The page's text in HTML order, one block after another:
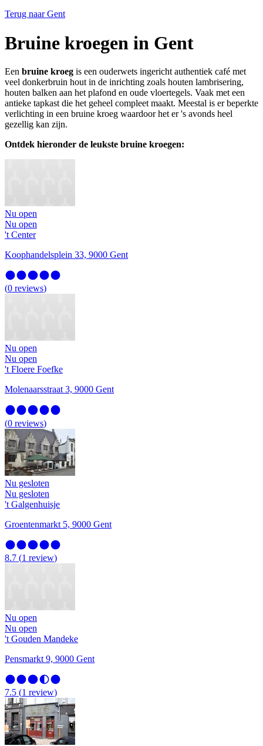
Terug naar Gent
Bruine kroegen in Gent
Een bruine kroeg is een ouderwets ingericht authentiek café met
veel donkerbruin hout in de inrichting zoals houten lambrisering,
houten balken aan het plafond en oude vloertegels. Vaak met een
antieke tapkast die het geheel compleet maakt. Meestal is er beperkte
verlichting in een bruine kroeg waardoor het er 's avonds heel
gezellig kan zijn.
Ontdek hieronder de leukste bruine kroegen:
Nu open
Nu open
't Center
Koophandelsplein 33, 9000 Gent
(0 reviews)
Nu open
Nu open
't Floere Foefke
Molenaarsstraat 3, 9000 Gent
(0 reviews)
Nu gesloten
Nu gesloten
't Galgenhuisje
Groentenmarkt 5, 9000 Gent
8.7 (1 review)
Nu open
Nu open
't Gouden Mandeke
Pensmarkt 9, 9000 Gent
7.5 (1 review)